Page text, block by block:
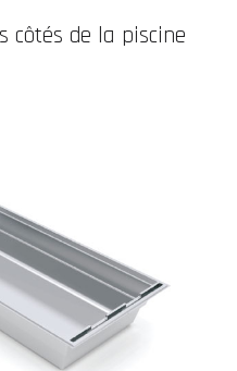
côtés de la piscine